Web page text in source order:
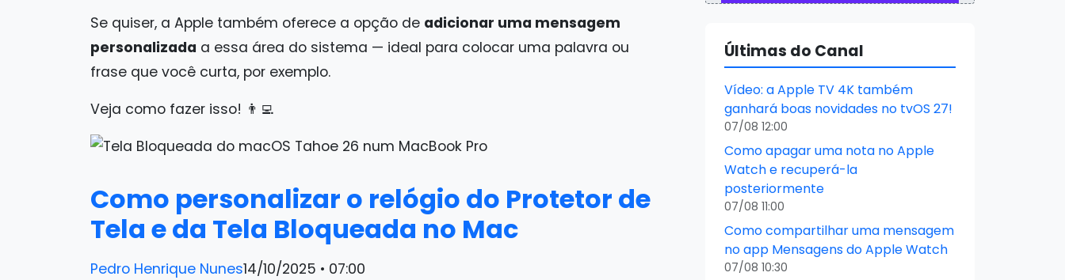
Se quiser, a Apple também oferece a opção de adicionar uma mensagem
personalizada a essa área do sistema — ideal para colocar uma palavra ou
frase que você curta, por exemplo.
Veja como fazer isso! 👨‍💻
Como personalizar o relógio do Protetor de
Tela e da Tela Bloqueada no Mac
Pedro Henrique Nunes14/10/2025 • 07:00
Últimas do Canal
Vídeo: a Apple TV 4K também
ganhará boas novidades no tvOS 27!
07/08 12:00
Como apagar uma nota no Apple
Watch e recuperá-la
posteriormente
07/08 11:00
Como compartilhar uma mensagem
no app Mensagens do Apple Watch
07/08 10:30